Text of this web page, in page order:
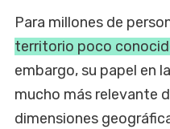
Para millones de
territorio poco
embargo, su papel en
mucho más relevante
dimensiones